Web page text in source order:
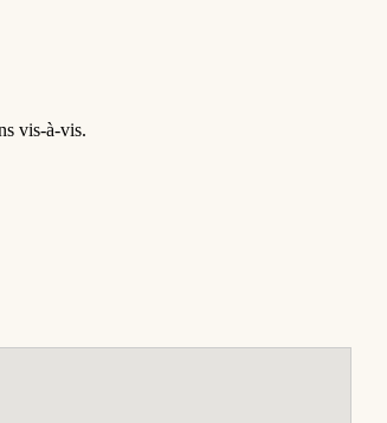
vis-à-vis.